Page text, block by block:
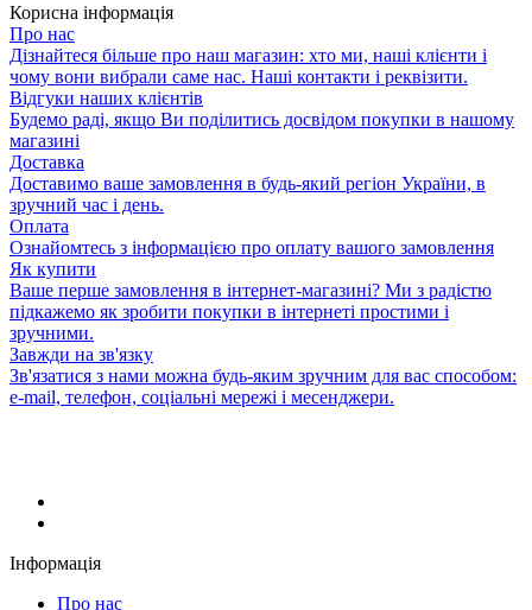
Корисна інформація
Про нас
Дізнайтеся більше про наш магазин: хто ми, наші клієнти і
чому вони вибрали саме нас. Наші контакти і реквізити.
Відгуки наших клієнтів
Будемо раді, якщо Ви поділитись досвідом покупки в нашому
магазині
Доставка
Доставимо ваше замовлення в будь-який регіон України, в
зручний час і день.
Оплата
Ознайомтесь з інформацією про оплату вашого замовлення
Як купити
Ваше перше замовлення в інтернет-магазині? Ми з радістю
підкажемо як зробити покупки в інтернеті простими і
зручними.
Завжди на зв'язку
Зв'язатися з нами можна будь-яким зручним для вас способом:
e-mail, телефон, соціальні мережі і месенджери.
Інформація
Про нас